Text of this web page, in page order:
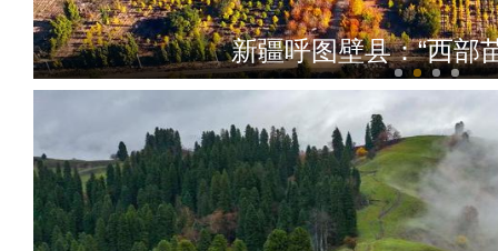
新疆呼图壁县：“西部